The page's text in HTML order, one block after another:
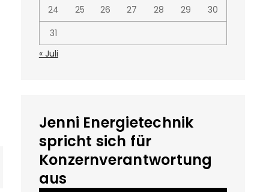
24
25 26 27 28 29
30
31
« Juli
Jenni Energietechnik
spricht sich für
Konzernverantwortung
aus